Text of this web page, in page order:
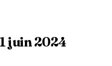
juin 2024